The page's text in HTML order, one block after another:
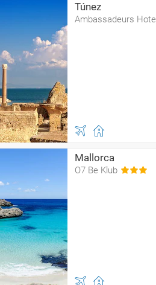
Túnez
Ambassadeurs Hotel
Mallorca
O7 Be Klub